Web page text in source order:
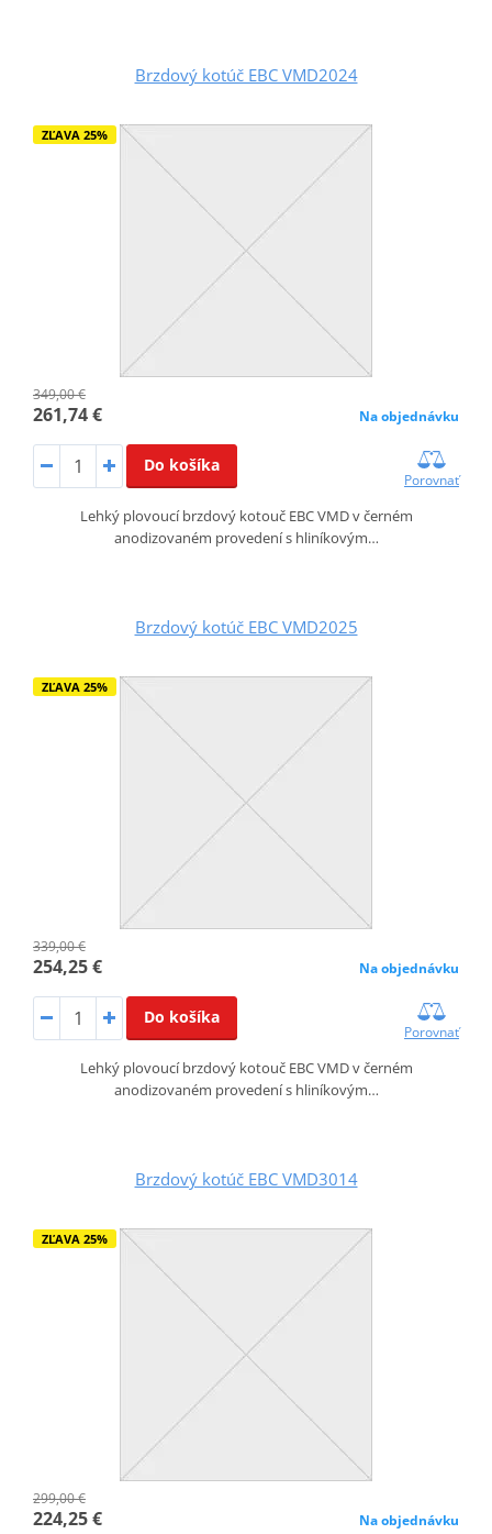
Brzdový kotúč EBC VMD2024
ZĽAVA 25%
349,00 €
261,74 € Na objednávku
Do košíka
Porovnať
Lehký plovoucí brzdový kotouč EBC VMD v černém
anodizovaném provedení s hliníkovým…
Brzdový kotúč EBC VMD2025
ZĽAVA 25%
339,00 €
254,25 € Na objednávku
Do košíka
Porovnať
Lehký plovoucí brzdový kotouč EBC VMD v černém
anodizovaném provedení s hliníkovým…
Brzdový kotúč EBC VMD3014
ZĽAVA 25%
299,00 €
224,25 € Na objednávku